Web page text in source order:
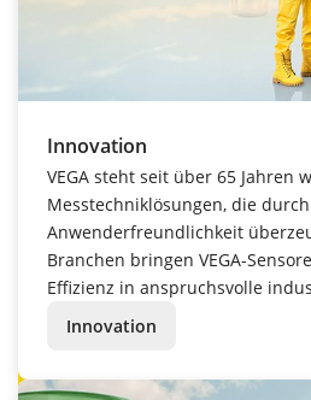
Innovation
VEGA steht seit über 65 Jahren
Messtechniklösungen, die
Anwenderfreundlichkeit
Branchen bringen VEGA-
Effizienz in anspruchsvolle
Innovation